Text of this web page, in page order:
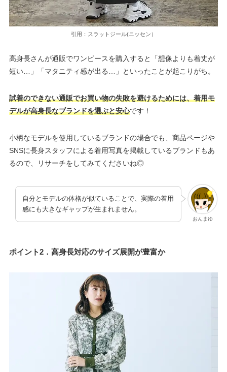
引用：スラットジール(ニッセン）
高身長さんが通販でワンピースを購入すると「想像よりも着丈が
短い…」「マタニティ感が出る…」といったことが起こりがち。
試着のできない通販でお買い物の失敗を避けるためには、着用モ
デルが高身長なブランドを選ぶと安心です！
小柄なモデルを使用しているブランドの場合でも、商品ページや
SNSに長身スタッフによる着用写真を掲載しているブランドもあ
るので、リサーチをしてみてくださいね◎
おんまゆ
自分とモデルの体格が似ていることで、実際の着用
感にも大きなギャップが生まれません。
ポイント2．高身長対応のサイズ展開が豊富か